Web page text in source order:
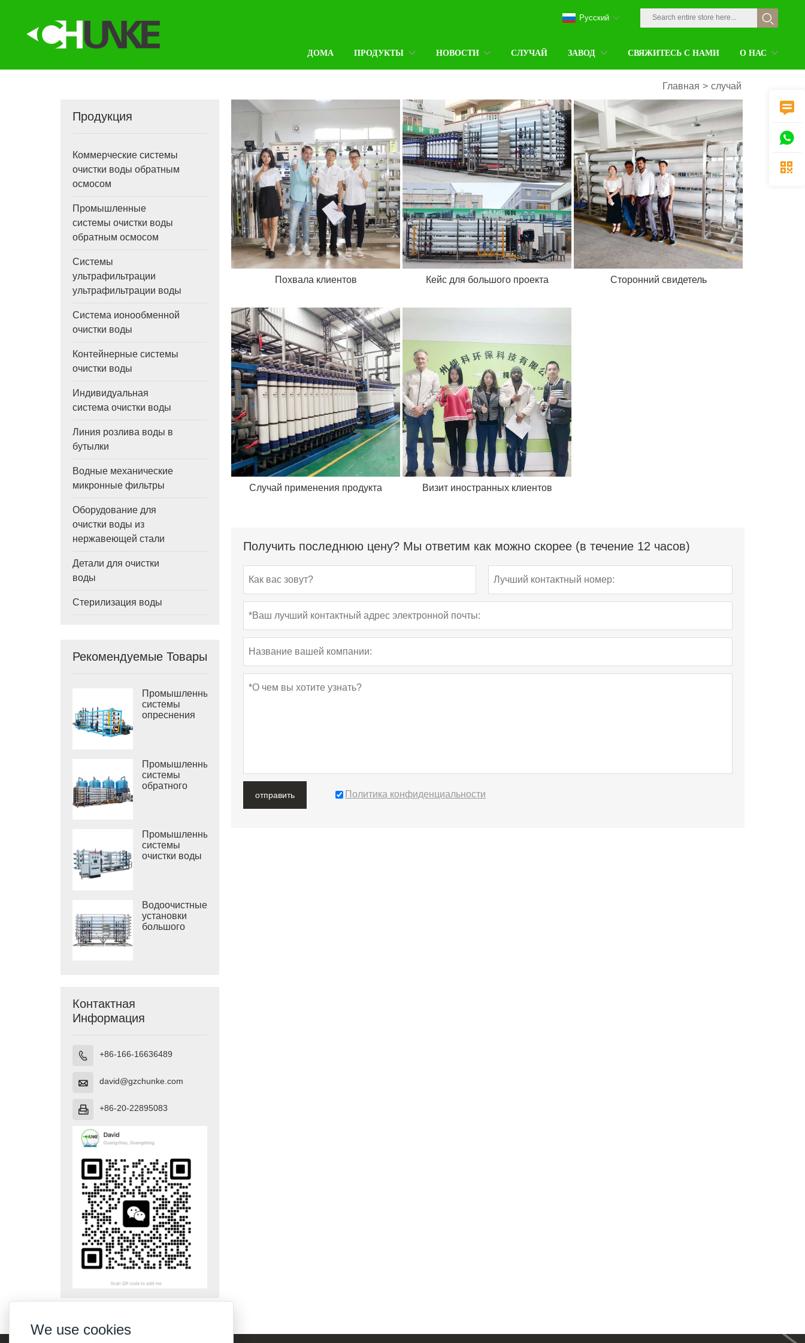
ДОМА ПРОДУКТЫ НОВОСТИ СЛУЧАЙ ЗАВОД СВЯЖИТЕСЬ С НАМИ О НАС
Pусский
Главная > случай
Продукция
Коммерческие системы
очистки воды обратным
осмосом
Промышленные
системы очистки воды
обратным осмосом
Системы
ультрафильтрации
ультрафильтрации воды
Система ионообменной
очистки воды
Контейнерные системы
очистки воды
Индивидуальная
система очистки воды
Линия розлива воды в
бутылки
Водные механические
микронные фильтры
Оборудование для
очистки воды из
нержавеющей стали
Детали для очистки
воды
Стерилизация воды
Рекомендуемые Товары
Промышленные
системы
опреснения
Промышленные
системы
обратного
Промышленные
системы
очистки воды
Водоочистные
установки
большого
Контактная
Информация
 +86-166-16636489
 david@gzchunke.com
 +86-20-22895083
Похвала клиентов Кейс для большого проекта Сторонний свидетель
Случай применения продукта Визит иностранных клиентов
Получить последнюю цену? Мы ответим как можно скорее (в течение 12 часов)
отправить Политика конфиденциальности



We use cookies